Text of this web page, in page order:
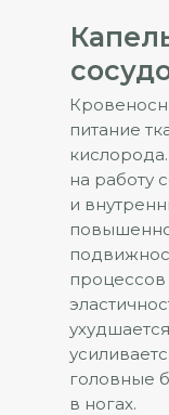
питание
на работу
и
головные
в ногах.